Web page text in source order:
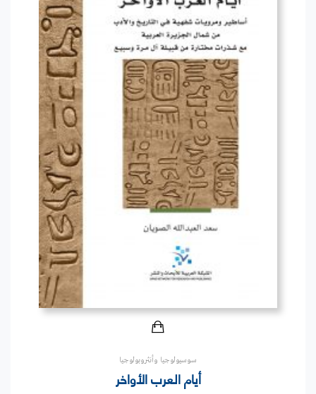
سوسيولوجيا وأنثروبولوجيا
أيام العرب الأواخر